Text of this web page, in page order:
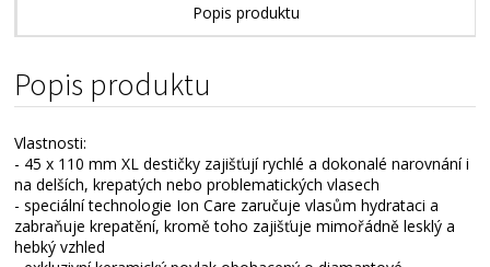
Popis produktu
Popis produktu
Vlastnosti:
- 45 x 110 mm XL destičky zajišťují rychlé a dokonalé narovnání i
na delších, krepatých nebo problematických vlasech
- speciální technologie Ion Care zaručuje vlasům hydrataci a
zabraňuje krepatění, kromě toho zajišťuje mimořádně lesklý a
hebký vzhled